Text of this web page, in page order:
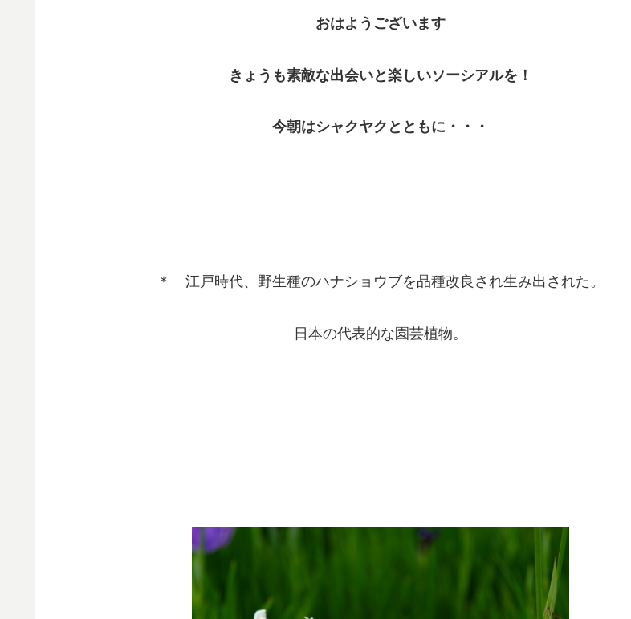
おはようございます
きょうも素敵な出会いと楽しいソーシアルを！
今朝はシャクヤクとともに・・・
＊ 江戸時代、野生種のハナショウブを品種改良され生み出された。
日本の代表的な園芸植物。